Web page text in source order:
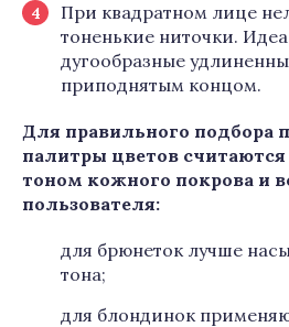
При квадратном лице
тоненькие ниточки.
дугообразные
приподнятым концом.
Для правильного подбора
палитры цветов
тоном кожного покрова и
пользователя:
для брюнеток лучше
тона;
для блондинок